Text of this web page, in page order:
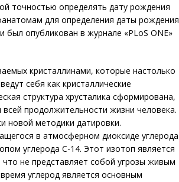
точностью определять дату рождения
для определения даты рождения
опубликован в журнале «PLoS ONE»
кристаллинами, которые настолько
себя как кристаллические
структура хрусталика сформирована,
продолжительности жизни человека.
новой методики датировки.
в атмосферном диоксиде углерода
углерода С-14. Этот изотоп является
не представляет собой угрозы живым
углерод является основным